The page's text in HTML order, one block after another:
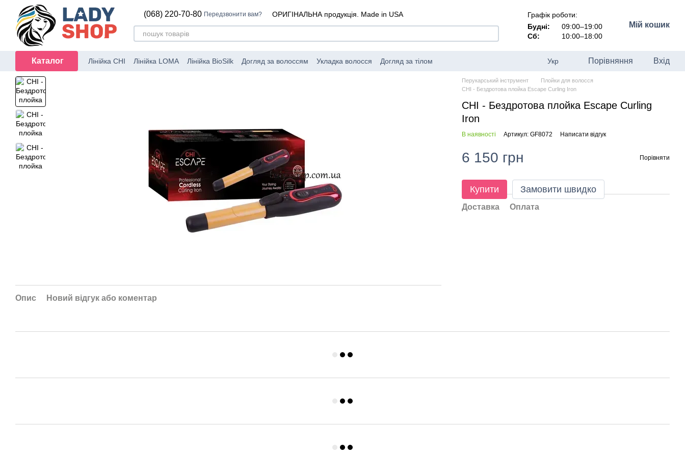
Перейти до основного контенту
(068) 220-70-80 Передзвонити вам? ОРИГІНАЛЬНА продукція. Made in USA
Графік роботи:
Будні:
09:00–19:00
Сб:
10:00–18:00
Мій кошик
Каталог Лінійка CHI Лінійка LOMA Лінійка BioSilk Догляд за волоссям Укладка волосся
Догляд за тілом
Укр Порівняння Вхід
Опис Новий відгук або коментар
Перукарський інструмент
Плойки для волосся
CHI - Бездротова плойка Escape Curling Iron
CHI - Бездротова плойка Escape Curling
Iron
В наявності Артикул: GF8072 Написати відгук
6 150 грн Порівняти
Купити Замовити швидко
Доставка Оплата